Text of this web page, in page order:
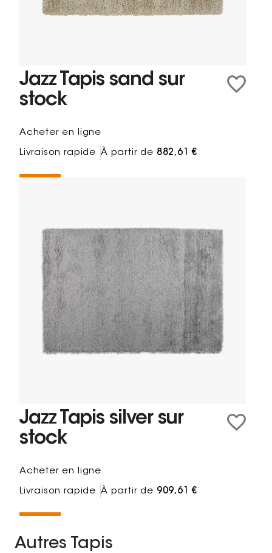
Jazz Tapis sand sur
stock
Acheter en ligne
Livraison rapide À partir de 882,61 €
Jazz Tapis silver sur
stock
Acheter en ligne
Livraison rapide À partir de 909,61 €
Autres Tapis